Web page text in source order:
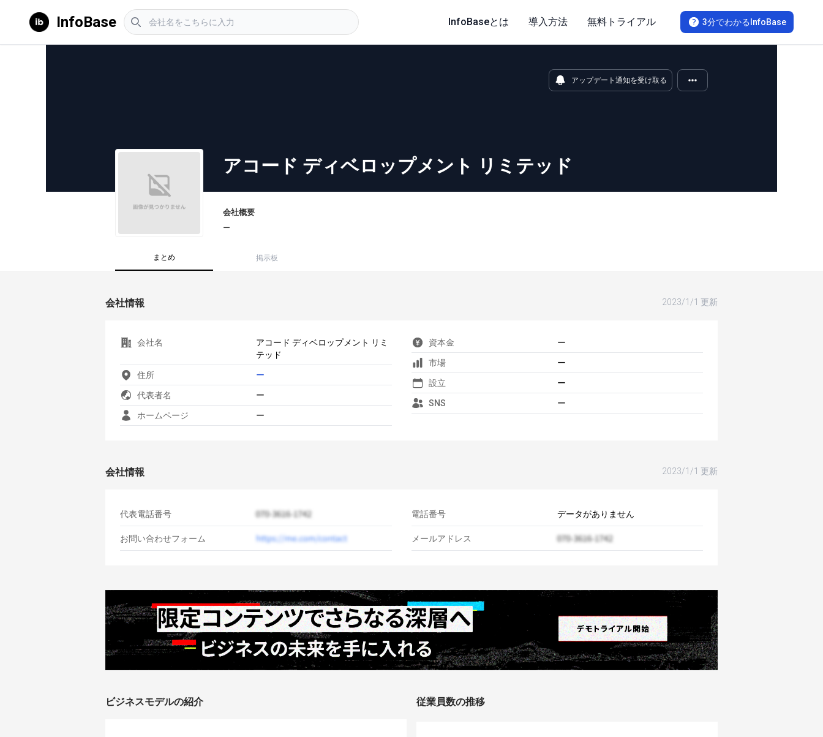
InfoBase 3分でわかるInfoBase
InfoBaseとは 導入方法 無料トライアル
アップデート通知を受け取る
アコード ディベロップメント リミテッド
会社概要
ー
まとめ 掲示板
会社情報 2023/1/1 更新
会社名
アコード ディベロップメント リミ
テッド
住所 ー
代表者名 ー
ホームページ ー
資本金 ー
市場 ー
設立 ー
SNS ー
会社情報 2023/1/1 更新
代表電話番号
お問い合わせフォーム
電話番号 データがありません
メールアドレス
ビジネスモデルの紹介 従業員数の推移